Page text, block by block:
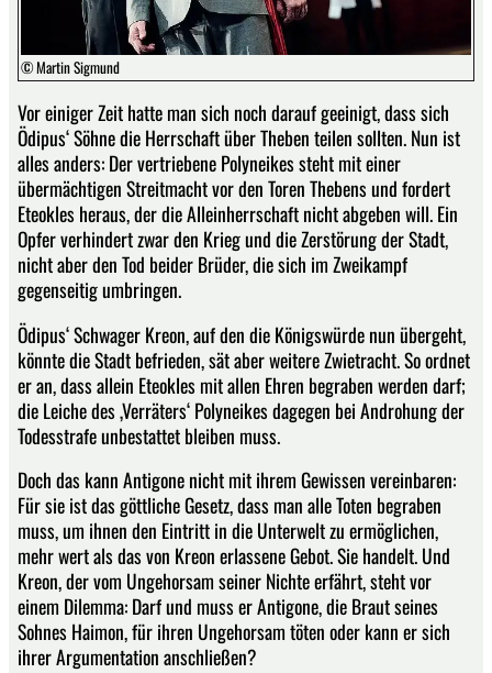
© Martin Sigmund
Vor einiger Zeit hatte man sich noch darauf geeinigt, dass sich
Ödipus‘ Söhne die Herrschaft über Theben teilen sollten. Nun ist
alles anders: Der vertriebene Polyneikes steht mit einer
übermächtigen Streitmacht vor den Toren Thebens und fordert
Eteokles heraus, der die Alleinherrschaft nicht abgeben will. Ein
Opfer verhindert zwar den Krieg und die Zerstörung der Stadt,
nicht aber den Tod beider Brüder, die sich im Zweikampf
gegenseitig umbringen.
Ödipus‘ Schwager Kreon, auf den die Königswürde nun übergeht,
könnte die Stadt befrieden, sät aber weitere Zwietracht. So ordnet
er an, dass allein Eteokles mit allen Ehren begraben werden darf;
die Leiche des ‚Verräters‘ Polyneikes dagegen bei Androhung der
Todesstrafe unbestattet bleiben muss.
Doch das kann Antigone nicht mit ihrem Gewissen vereinbaren:
Für sie ist das göttliche Gesetz, dass man alle Toten begraben
muss, um ihnen den Eintritt in die Unterwelt zu ermöglichen,
mehr wert als das von Kreon erlassene Gebot. Sie handelt. Und
Kreon, der vom Ungehorsam seiner Nichte erfährt, steht vor
einem Dilemma: Darf und muss er Antigone, die Braut seines
Sohnes Haimon, für ihren Ungehorsam töten oder kann er sich
ihrer Argumentation anschließen?